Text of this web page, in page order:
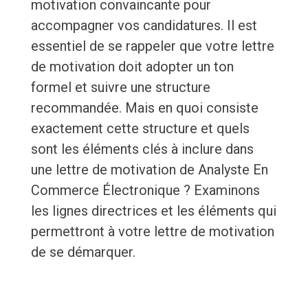
motivation convaincante pour
accompagner vos candidatures. Il est
essentiel de se rappeler que votre lettre
de motivation doit adopter un ton
formel et suivre une structure
recommandée. Mais en quoi consiste
exactement cette structure et quels
sont les éléments clés à inclure dans
une lettre de motivation de Analyste En
Commerce Électronique ? Examinons
les lignes directrices et les éléments qui
permettront à votre lettre de motivation
de se démarquer.